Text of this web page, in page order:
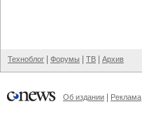
Техноблог Форумы ТВ Архив
Об издании Реклама